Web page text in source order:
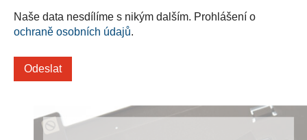
Naše data nesdílíme s nikým dalším. Prohlášení o
ochraně osobních údajů.